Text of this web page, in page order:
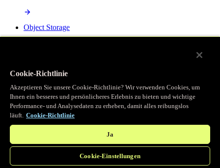
Object Storage
Programmierbarer Cache
Erhalten Sie vollständigen programmatischen Zugriff auf das
legendäre Caching, das unser CDN antreibt.
Cookie-Richtlinie
Akzeptieren Sie unsere Cookie-Richtlinie? Wir verwenden Cookies, um
Ihnen ein besseres und persönlicheres Erlebnis zu bieten und wichtige
Performance- und Analysedaten zu erheben, damit alles reibungslos
läuft. Cookie-Richtlinie
Ja
Cookie-Einstellungen